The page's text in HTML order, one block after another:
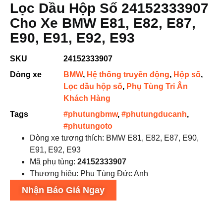
Lọc Dầu Hộp Số 24152333907
Cho Xe BMW E81, E82, E87,
E90, E91, E92, E93
SKU
24152333907
Dòng xe
BMW, Hệ thống truyền động, Hộp số,
Lọc dầu hộp số, Phụ Tùng Tri Ân
Khách Hàng
Tags
#phutungbmw, #phutungducanh,
#phutungoto
Dòng xe tương thích: BMW E81, E82, E87, E90,
E91, E92, E93
Mã phụ tùng: 24152333907
Thương hiệu: Phụ Tùng Đức Anh
Nhận Báo Giá Ngay